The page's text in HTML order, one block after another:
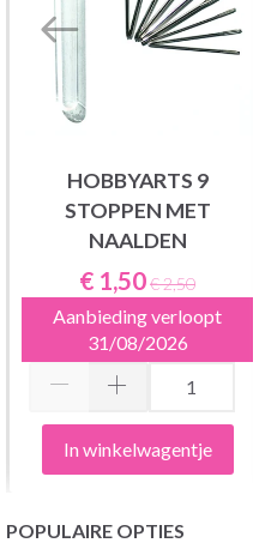
HOBBYARTS 9
STOPPEN MET
NAALDEN
€ 1,50€ 2,50
Aanbieding verloopt
31/08/2026
In winkelwagentje
POPULAIRE OPTIES